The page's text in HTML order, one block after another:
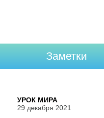
Заметки
УРОК МИРА
29 декабря 2021